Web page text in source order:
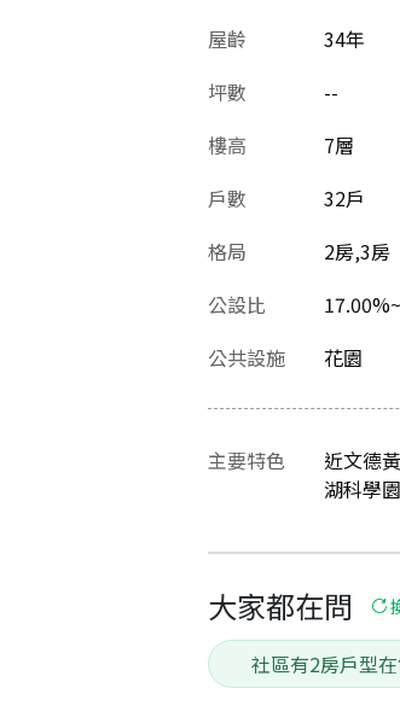
屋齡
34年
坪數
--
樓高
7層
戶數
32戶
格局
2房,3房
公設比
公共設施 花園
主要特色
近文德
湖科學
大家都在問
社區有2房戶型